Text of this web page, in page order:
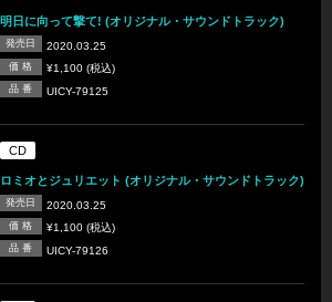
明日に向って撃て! (オリジナル・サウンドトラック)
発売日 2020.03.25
価 格 ¥1,100 (税込)
品 番 UICY-79125
CD
ロミオとジュリエット (オリジナル・サウンドトラック)
発売日 2020.03.25
価 格 ¥1,100 (税込)
品 番 UICY-79126